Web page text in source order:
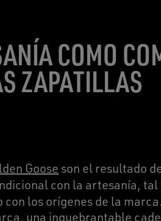
COMO
ZAPATILLAS
Goose son el resultado
con la artesanía,
con los orígenes de la
una inquebrantable